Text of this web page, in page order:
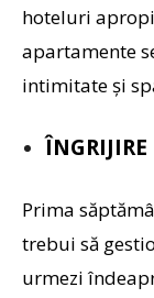
hoteluri
apartamente
intimitate și
ÎNGRIJIRE
Prima
trebui să
urmezi